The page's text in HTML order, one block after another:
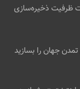
کوچک ۴ ترابایت ظرفیت ذخیره‌سازی